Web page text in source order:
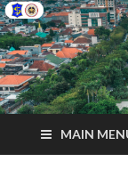
MAIN